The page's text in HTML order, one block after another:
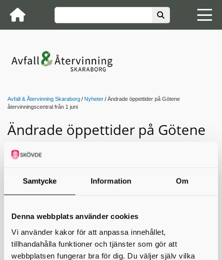
Samtycke Information Om
Denna webbplats använder cookies
Vi använder kakor för att anpassa innehållet,
tillhandahålla funktioner och tjänster som gör att
webbplatsen fungerar bra för dig. Du väljer själv vilka
Avfall & Återvinning Skaraborg Nyheter
Ändrade öppettider på Götene
återvinningscentral från 1 juni
Ändrade öppettider på Götene
återvinningscentral från 1 juni
återvinningscentral nya öppettider.
Förändringen innebär att anläggningen håller öppet två
hur många som besöker centralen under veckan och för att
stämma bättre överens med öppettiderna på andra
återvinningscentraler inom Avfall & Återvinning Skaraborg.
Nya öppettider från och med 1 juni: